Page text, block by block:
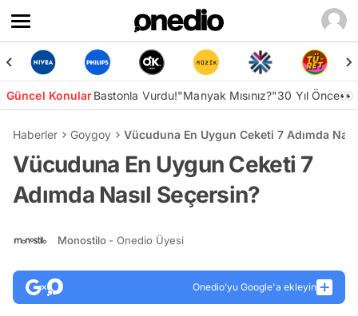
Güncel KonularBastonla Vurdu!"Manyak Mısınız?"30 Yıl Önce👀
Haberler Goygoy Vücuduna En Uygun Ceketi 7 Adımda
Vücuduna En Uygun Ceketi 7
Adımda Nasıl Seçersin?
Monostilo - Onedio Üyesi
Onedio’yu Google'a ekleyin